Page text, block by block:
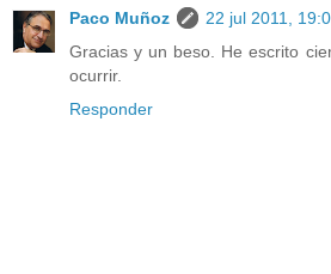
Paco Muñoz
22 jul 2011,
Gracias y un beso. He escrito
ocurrir.
Responder